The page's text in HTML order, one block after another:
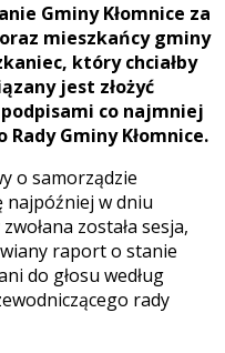
Gminy Kłomnice za
mieszkańcy gminy
który chciałby
jest złożyć
co najmniej
Gminy Kłomnice.
o samorządzie
najpóźniej w dniu
została sesja,
raport o stanie
do głosu według
rady